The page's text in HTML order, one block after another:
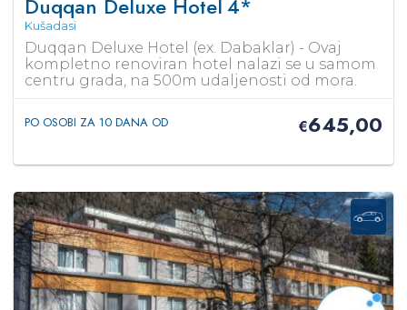
Duqqan Deluxe Hotel4*
Kušadasi
Duqqan Deluxe Hotel (ex. Dabaklar) - Ovaj
kompletno renoviran hotel nalazi se u samom
centru grada, na 500m udaljenosti od mora.
PO OSOBI ZA 10 DANA OD €645,00